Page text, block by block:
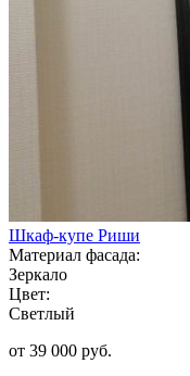
Шкаф-купе Риши
Материал фасада:
Зеркало
Цвет:
Светлый
от 39 000 руб.